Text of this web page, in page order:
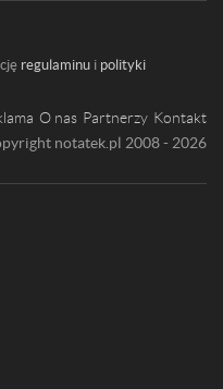
regulaminu i polityki
O nas Partnerzy Kontakt
notatek.pl 2008 - 2026